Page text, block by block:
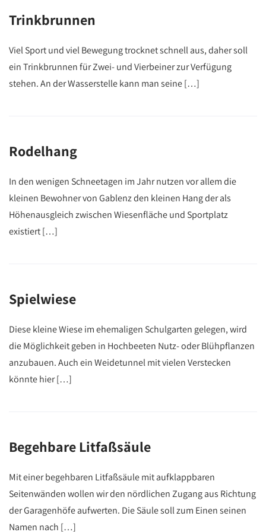
Trinkbrunnen
Viel Sport und viel Bewegung trocknet schnell aus, daher soll
ein Trinkbrunnen für Zwei- und Vierbeiner zur Verfügung
stehen. An der Wasserstelle kann man seine […]
Rodelhang
In den wenigen Schneetagen im Jahr nutzen vor allem die
kleinen Bewohner von Gablenz den kleinen Hang der als
Höhenausgleich zwischen Wiesenfläche und Sportplatz
existiert […]
Spielwiese
Diese kleine Wiese im ehemaligen Schulgarten gelegen, wird
die Möglichkeit geben in Hochbeeten Nutz- oder Blühpflanzen
anzubauen. Auch ein Weidetunnel mit vielen Verstecken
könnte hier […]
Begehbare Litfaßsäule
Mit einer begehbaren Litfaßsäule mit aufklappbaren
Seitenwänden wollen wir den nördlichen Zugang aus Richtung
der Garagenhöfe aufwerten. Die Säule soll zum Einen seinen
Namen nach […]